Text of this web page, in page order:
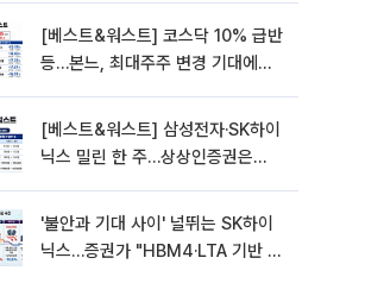
[베스트&워스트] 코스닥 10% 급반
등…본느, 최대주주 변경 기대에
[베스트&워스트] 삼성전자·SK하이
닉스 밀린 한 주…상상인증권은
'불안과 기대 사이' 널뛰는 SK하이
닉스…증권가 "HBM4·LTA 기반 펀